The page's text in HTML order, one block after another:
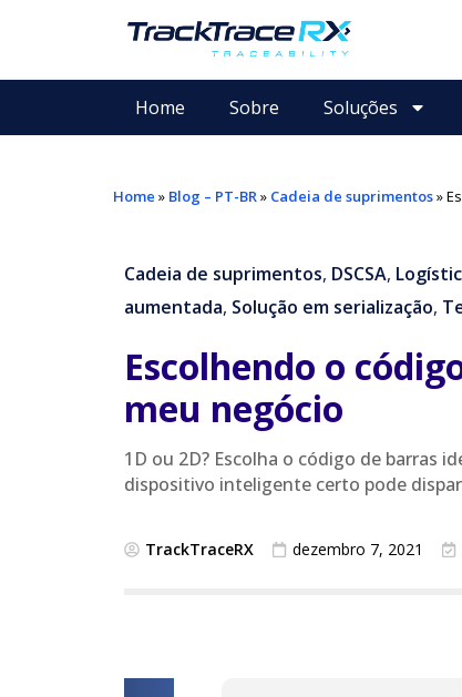
Home Sobre Soluções
Home » Blog – PT-BR» Cadeia de suprimentos»
Cadeia de suprimentos, DSCSA,
aumentada, Solução em serialização,
Escolhendo o
meu negócio
1D ou 2D? Escolha o código de barras
dispositivo inteligente certo pode
TrackTraceRX dezembro 7, 2021